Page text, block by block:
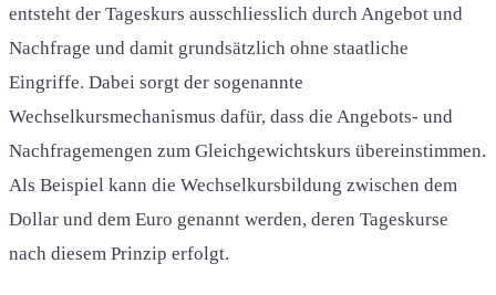
entsteht der Tageskurs ausschliesslich durch Angebot und
Nachfrage und damit grundsätzlich ohne staatliche
Eingriffe. Dabei sorgt der sogenannte
Wechselkursmechanismus dafür, dass die Angebots- und
Nachfragemengen zum Gleichgewichtskurs übereinstimmen.
Als Beispiel kann die Wechselkursbildung zwischen dem
Dollar und dem Euro genannt werden, deren Tageskurse
nach diesem Prinzip erfolgt.